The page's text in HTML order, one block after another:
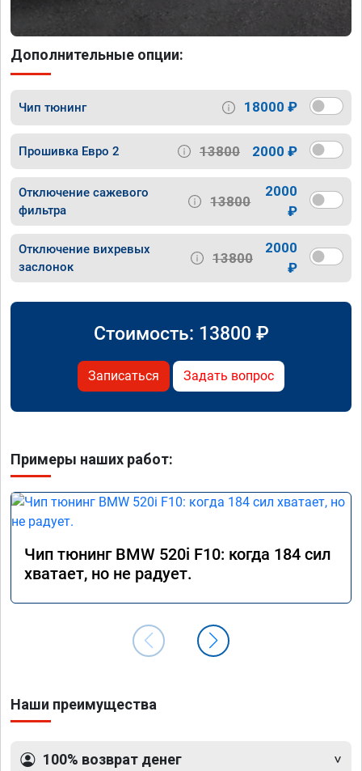
Дополнительные опции:
Чип тюнинг 18000 ₽
Прошивка Евро 2 13800 2000 ₽
Отключение сажевого
фильтра
13800
2000
₽
Отключение вихревых
заслонок
13800
2000
₽
Стоимость: 13800 ₽
Записаться Задать вопрос
Примеры наших работ:
Чип тюнинг BMW 520i F10: когда 184 сил
хватает, но не радует.
Наши преимущества
100% возврат денег